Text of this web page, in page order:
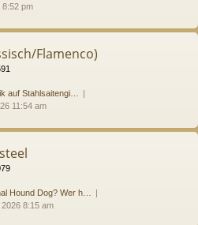
8:52 pm
Flamenco)
auf Stahlsaitengi…
11:54 am
Hound Dog? Wer h…
2026 8:15 am